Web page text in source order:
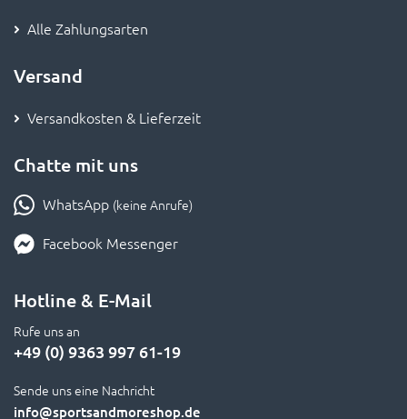
Alle Zahlungsarten
Versand
Versandkosten & Lieferzeit
Chatte mit uns
WhatsApp (keine Anrufe)
Facebook Messenger
Hotline & E-Mail
Rufe uns an
+49 (0) 9363 997 61-19
Sende uns eine Nachricht
info@sportsandmoreshop.de